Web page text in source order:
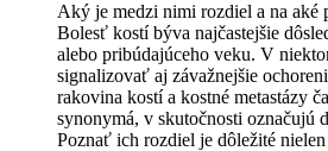
Aký je medzi nimi rozdiel a na aké
Bolesť kostí býva najčastejšie
alebo pribúdajúceho veku. V
signalizovať aj závažnejšie
rakovina kostí a kostné metastázy
synonymá, v skutočnosti označujú
Poznať ich rozdiel je dôležité